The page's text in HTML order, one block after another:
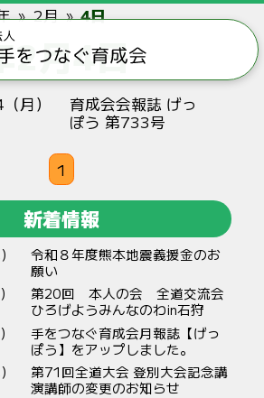
2月 4日
2月4日
月）
育成会会報誌 げっ
ぽう 第733号
1
新着情報
令和８年度熊本地震義援金のお
願い
第20回 本人の会 全道交流会
ひろげようみんなのわin石狩
手をつなぐ育成会月報誌【げっ
ぽう】をアップしました。
第71回全道大会 登別大会記念講
演講師の変更のお知らせ